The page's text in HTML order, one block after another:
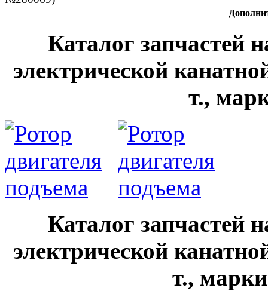
Каталог запчастей
электрической
т.,
Каталог запчастей
электрической
т.,